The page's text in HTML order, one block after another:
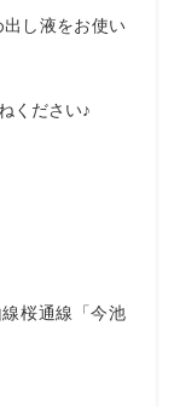
し液をお使い
ください♪
桜通線「今池